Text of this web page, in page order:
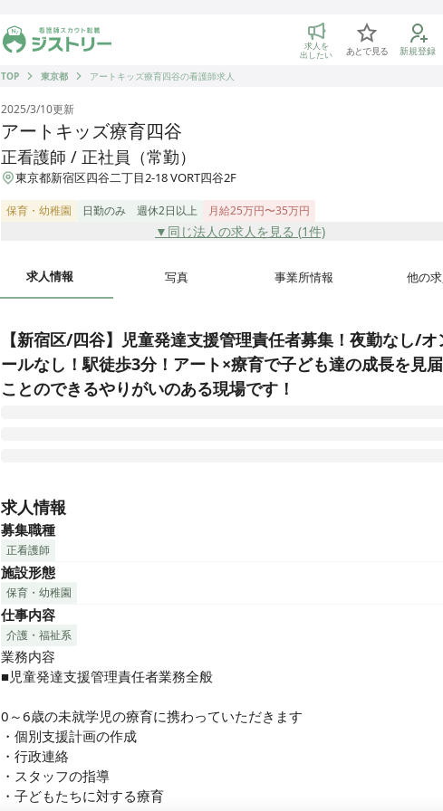
ジストリー 看護師の転職マッチング
求人を
出したい あとで見る 新規登録
TOP
東京都 アートキッズ療育四谷の看護師求人
2025/3/10更新
アートキッズ療育四谷
正看護師 / 正社員（常勤）
東京都新宿区四谷二丁目2-18 VORT四谷2F
保育・幼稚園 日勤のみ 週休2日以上 月給25万円〜35万円
▼同じ法人の求人を見る (1件)
求人情報 写真 事業所情報 他の求
【新宿区/四谷】児童発達支援管理責任者募集！夜勤なし/オ
ールなし！駅徒歩3分！アート×療育で子ども達の成長を見
ことのできるやりがいのある現場です！
たい方にオススメ！ 】
アートキッズ療育では、個別療育と集団療育を合わせたカリキュラム
しています！子どもたちの発達スピードや性格など、一人ひとりに寄り
療育を提供しております。
障がいがあろうがなかろうが、子どもたち一人ひとりが自信を持って自
く生きていける未来へ繋がるよう、心から信じ支援させていただいてお
す！
明るく元気なスタッフが多いので、ご自身も一緒に楽しみながら、しっ
子どもたちの未来のために、一緒に「アートキッズ療育」を盛り上げて
しょう！
◼︎【スタッフ全員にとって働きやすい環境を実現するため、ワークライ
求人情報
募集職種
正看護師
施設形態
保育・幼稚園
仕事内容
介護・福祉系
業務内容
■児童発達支援管理責任者業務全般
0～6歳の未就学児の療育に携わっていただきます
・個別支援計画の作成
・行政連絡
・スタッフの指導
・子どもたちに対する療育